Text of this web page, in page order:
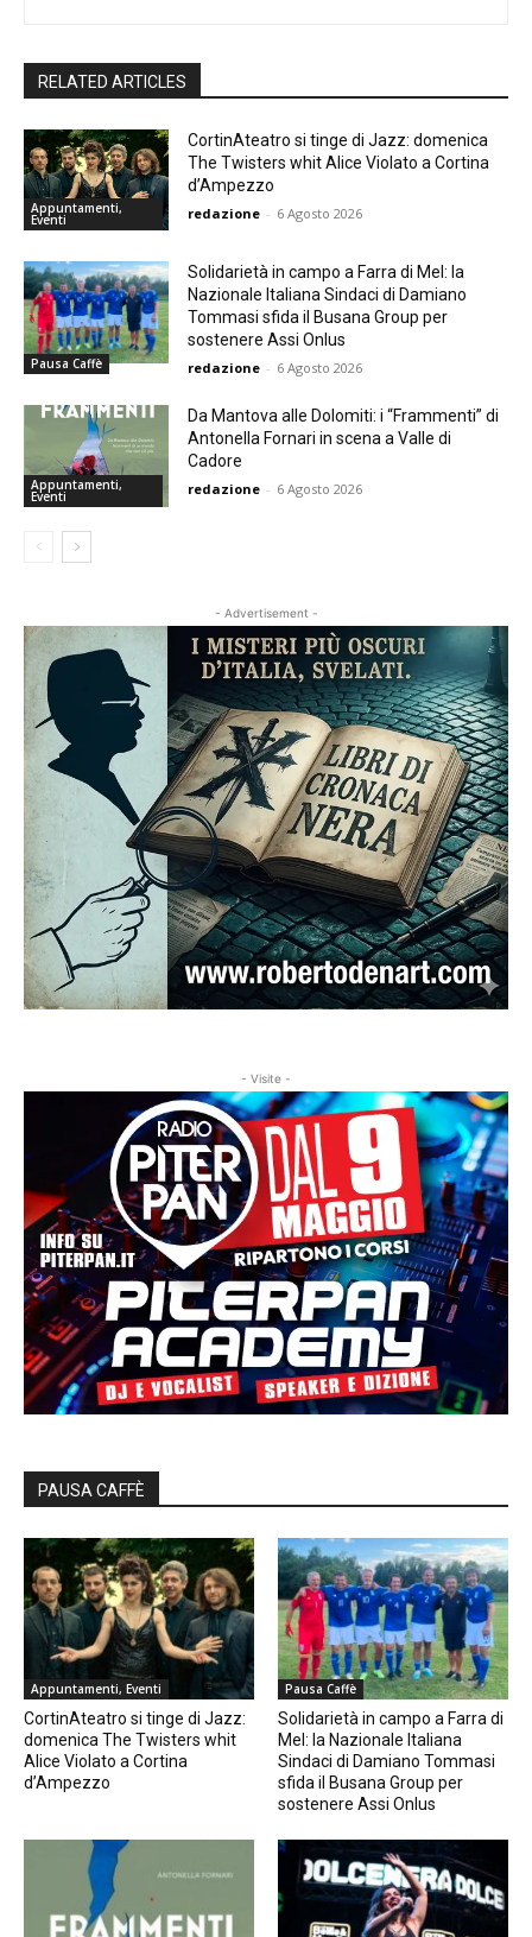
RELATED ARTICLES
Appuntamenti,
Eventi
CortinAteatro si tinge di Jazz: domenica
The Twisters whit Alice Violato a Cortina
d’Ampezzo
redazione - 6 Agosto 2026
Pausa Caffè
Solidarietà in campo a Farra di Mel: la
Nazionale Italiana Sindaci di Damiano
Tommasi sfida il Busana Group per
sostenere Assi Onlus
redazione - 6 Agosto 2026
Appuntamenti,
Eventi
Da Mantova alle Dolomiti: i “Frammenti” di
Antonella Fornari in scena a Valle di
Cadore
redazione - 6 Agosto 2026
- Advertisement -
- Visite -
PAUSA CAFFÈ
Appuntamenti, Eventi
CortinAteatro si tinge di Jazz:
domenica The Twisters whit
Alice Violato a Cortina
d’Ampezzo
Pausa Caffè
Solidarietà in campo a Farra di
Mel: la Nazionale Italiana
Sindaci di Damiano Tommasi
sfida il Busana Group per
sostenere Assi Onlus